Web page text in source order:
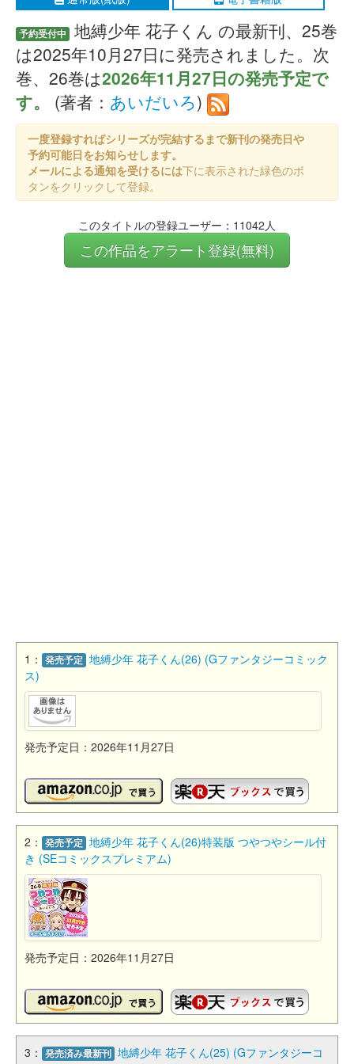
予約受付中
地縛少年 花子くん の最新刊、25巻
は2025年10月27日に発売されました。次
巻、26巻は2026年11月27日の発売予定で
す。
(著者： あいだいろ)
一度登録すればシリーズが完結するまで新刊の発売日や
予約可能日をお知らせします。
メールによる通知を受けるには下に表示された緑色のボ
タンをクリックして登録。
このタイトルの登録ユーザー：11042人
この作品をアラート登録(無料)
1： 発売予定 地縛少年 花子くん(26) (Gファンタジーコミック
ス)
発売予定日：2026年11月27日
2： 発売予定 地縛少年 花子くん(26)特装版 つやつやシール付
き (SEコミックスプレミアム)
発売予定日：2026年11月27日
3： 発売済み最新刊 地縛少年 花子くん(25) (Gファンタジーコ